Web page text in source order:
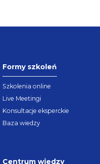
Formy szkoleń
Szkolenia online
Live Meetingi
Konsultacje eksperckie
Baza wiedzy
Centrum wiedzy